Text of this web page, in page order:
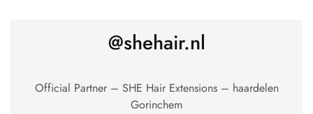
@shehair.nl
Official Partner – SHE Hair Extensions – haardelen
Gorinchem